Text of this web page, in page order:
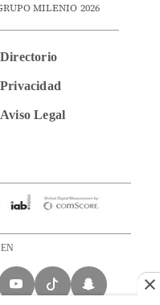
MILENIO 2026
Directorio
Privacidad
Aviso Legal